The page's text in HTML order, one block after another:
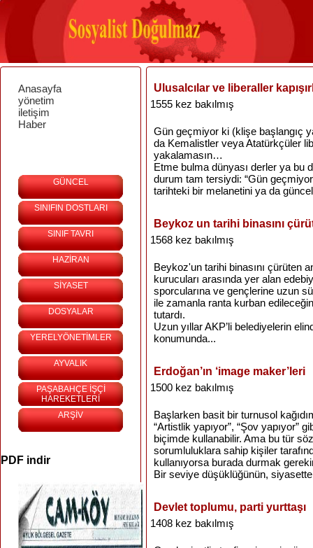
Anasayfa
yönetim
iletişim
Haber
GÜNCEL
SINIFIN DOSTLARI
SINIF TAVRI
HAZİRAN
SİYASET
DOSYALAR
YERELYÖNETİMLER
AYVALIK
PAŞABAHÇE İŞÇİ
HAREKETLERİ
ARŞİV
PDF indir
Ulusalcılar ve liberaller
1555 kez bakılmış
Gün geçmiyor ki (klişe başlangıç
da Kemalistler veya Atatürkçüler
yakalamasın…
Etme bulma dünyası derler ya bu
durum tam tersiydi: “Gün
tarihteki bir melanetini ya da
Beykoz un tarihi binasını
1568 kez bakılmış
Beykoz'un tarihi binasını çürüten
kurucuları arasında yer alan
sporcularına ve gençlerine uzun
ile zamanla ranta kurban
tutardı.
Uzun yıllar AKP’li belediyelerin
konumunda...
Erdoğan’ın ‘image maker’leri
1500 kez bakılmış
Başlarken basit bir turnusol
“Artistlik yapıyor”, “Şov yapıyor”
biçimde kullanabilir. Ama bu tür
sorumluluklara sahip kişiler
kullanıyorsa burada durmak
Bir seviye düşüklüğünün, siyasette
Devlet toplumu, parti yurttaşı
1408 kez bakılmış